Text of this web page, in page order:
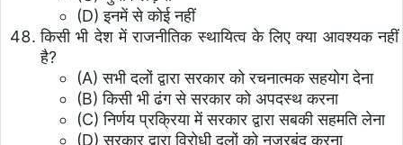
(D) इनमें से कोई नहीं
किसी भी देश में राजनीतिक स्थायित्व के लिए क्या आवश्यक नहीं
है?
(A) सभी दलों द्वारा सरकार को रचनात्मक सहयोग देना
(B) किसी भी ढंग से सरकार को अपदस्थ करना
(C) निर्णय प्रक्रिया में सरकार द्वारा सबकी सहमति लेना
(D) सरकार द्वारा विरोधी दलों को नजरबंद करना